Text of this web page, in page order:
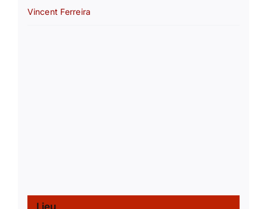
Vincent Ferreira
Lieu